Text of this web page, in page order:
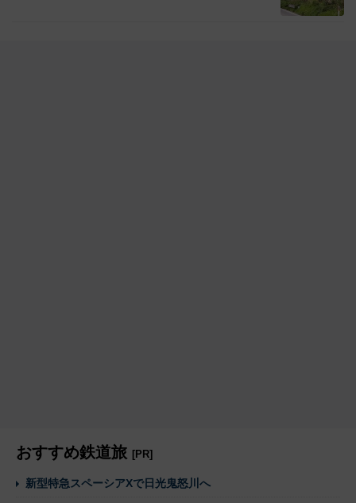
おすすめ鉄道旅 [PR]
新型特急スペーシアXで日光鬼怒川へ